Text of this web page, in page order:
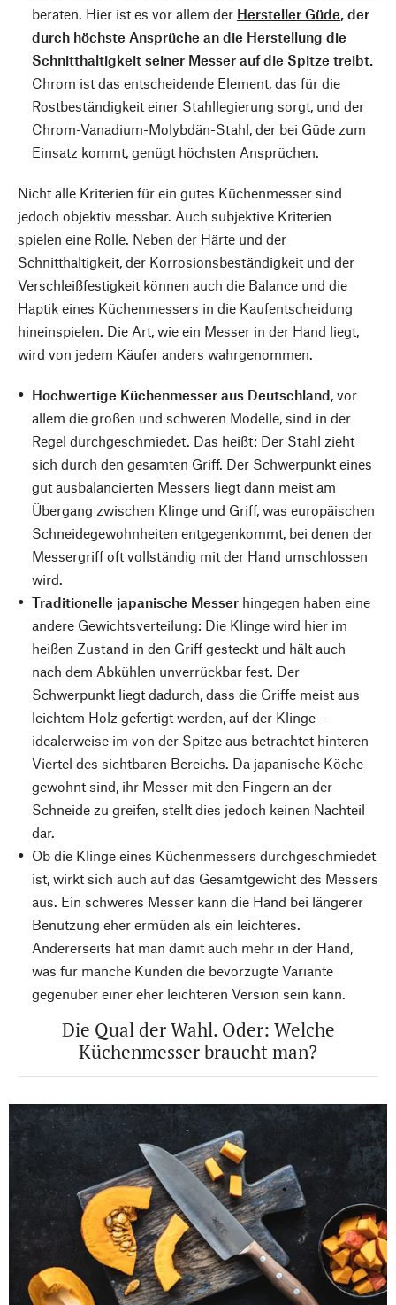
beraten. Hier ist es vor allem der Hersteller Güde , der
durch höchste Ansprüche an die Herstellung die
Schnitthaltigkeit seiner Messer auf die Spitze treibt.
Chrom ist das entscheidende Element, das für die
Rostbeständigkeit einer Stahllegierung sorgt, und der
Chrom-Vanadium-Molybdän-Stahl, der bei Güde zum
Einsatz kommt, genügt höchsten Ansprüchen.
Nicht alle Kriterien für ein gutes Küchenmesser sind
jedoch objektiv messbar. Auch subjektive Kriterien
spielen eine Rolle. Neben der Härte und der
Schnitthaltigkeit, der Korrosionsbeständigkeit und der
Verschleißfestigkeit können auch die Balance und die
Haptik eines Küchenmessers in die Kaufentscheidung
hineinspielen. Die Art, wie ein Messer in der Hand liegt,
wird von jedem Käufer anders wahrgenommen.
Hochwertige Küchenmesser aus Deutschland , vor
allem die großen und schweren Modelle, sind in der
Regel durchgeschmiedet. Das heißt: Der Stahl zieht
sich durch den gesamten Griff. Der Schwerpunkt eines
gut ausbalancierten Messers liegt dann meist am
Übergang zwischen Klinge und Griff, was europäischen
Schneidegewohnheiten entgegenkommt, bei denen der
Messergriff oft vollständig mit der Hand umschlossen
wird.
Traditionelle japanische Messer hingegen haben eine
andere Gewichtsverteilung: Die Klinge wird hier im
heißen Zustand in den Griff gesteckt und hält auch
nach dem Abkühlen unverrückbar fest. Der
Schwerpunkt liegt dadurch, dass die Griffe meist aus
leichtem Holz gefertigt werden, auf der Klinge –
idealerweise im von der Spitze aus betrachtet hinteren
Viertel des sichtbaren Bereichs. Da japanische Köche
gewohnt sind, ihr Messer mit den Fingern an der
Schneide zu greifen, stellt dies jedoch keinen Nachteil
dar.
Ob die Klinge eines Küchenmessers durchgeschmiedet
ist, wirkt sich auch auf das Gesamtgewicht des Messers
aus. Ein schweres Messer kann die Hand bei längerer
Benutzung eher ermüden als ein leichteres.
Andererseits hat man damit auch mehr in der Hand,
was für manche Kunden die bevorzugte Variante
gegenüber einer eher leichteren Version sein kann.
Die Qual der Wahl. Oder: Welche
Küchenmesser braucht man?